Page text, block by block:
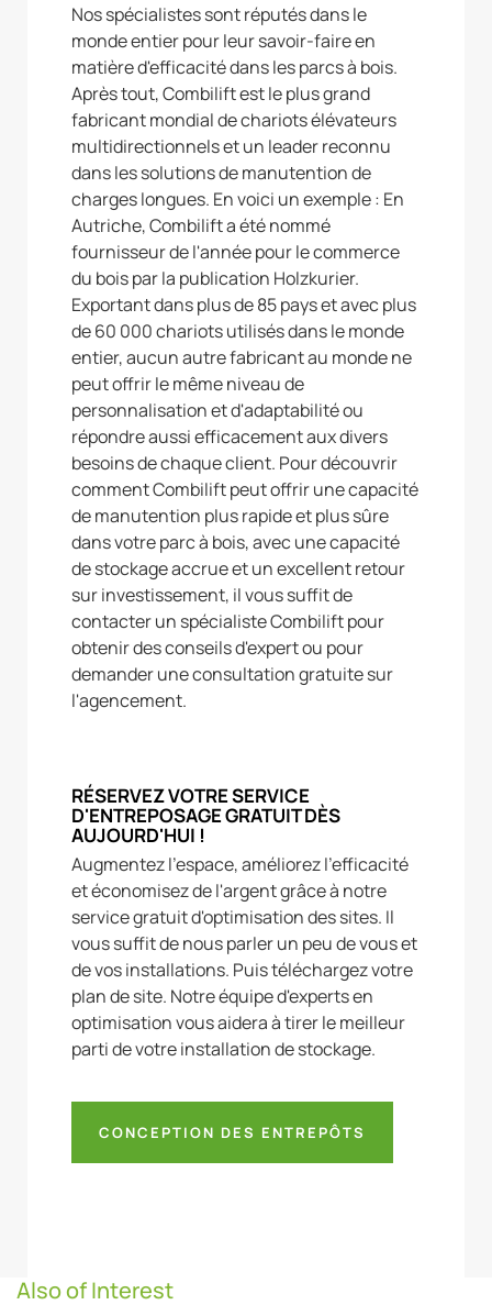
Nos spécialistes sont réputés dans le
monde entier pour leur savoir-faire en
matière d'efficacité dans les parcs à bois.
Après tout, Combilift est le plus grand
fabricant mondial de chariots élévateurs
multidirectionnels et un leader reconnu
dans les solutions de manutention de
charges longues. En voici un exemple : En
Autriche, Combilift a été nommé
fournisseur de l'année pour le commerce
du bois par la publication Holzkurier.
Exportant dans plus de 85 pays et avec plus
de 60 000 chariots utilisés dans le monde
entier, aucun autre fabricant au monde ne
peut offrir le même niveau de
personnalisation et d'adaptabilité ou
répondre aussi efficacement aux divers
besoins de chaque client. Pour découvrir
comment Combilift peut offrir une capacité
de manutention plus rapide et plus sûre
dans votre parc à bois, avec une capacité
de stockage accrue et un excellent retour
sur investissement, il vous suffit de
contacter un spécialiste Combilift pour
obtenir des conseils d'expert ou pour
demander une consultation gratuite sur
l'agencement.
RÉSERVEZ VOTRE SERVICE
D'ENTREPOSAGE GRATUIT DÈS
AUJOURD'HUI !
Augmentez l'espace, améliorez l'efficacité
et économisez de l'argent grâce à notre
service gratuit d'optimisation des sites. Il
vous suffit de nous parler un peu de vous et
de vos installations. Puis téléchargez votre
plan de site. Notre équipe d'experts en
optimisation vous aidera à tirer le meilleur
parti de votre installation de stockage.
CONCEPTION DES ENTREPÔTS
Also of Interest